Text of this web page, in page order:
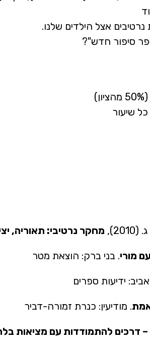
אצל הילדים שלנו.
סיפור חדש"?
שיעור
מחקר נרטיבי: תאוריה,
מורי. בני ברק: הוצאת מטר
ידיעות ספרים
. מודיעין: כנרת זמורה-דביר
דרכים להתמודדות עם מציאות